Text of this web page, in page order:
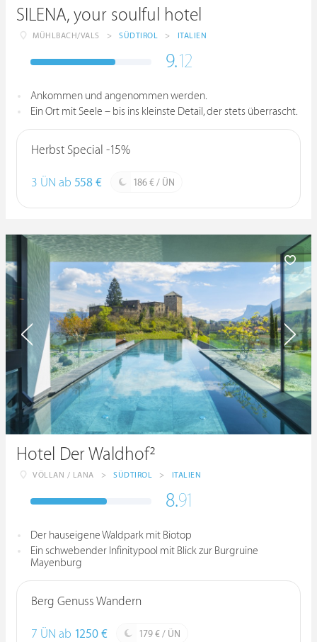
SILENA, your soulful hotel
MÜHLBACH/VALS > SÜDTIROL > ITALIEN
9.12
Ankommen und angenommen werden.
Ein Ort mit Seele – bis ins kleinste Detail, der stets überrascht.
Herbst Special -15%
3 ÜN ab 558 € 186 € / ÜN
Hotel Der Waldhof²
VÖLLAN / LANA > SÜDTIROL > ITALIEN
8.91
Der hauseigene Waldpark mit Biotop
Ein schwebender Infinitypool mit Blick zur Burgruine
Mayenburg
Berg Genuss Wandern
7 ÜN ab 1250 € 179 € / ÜN